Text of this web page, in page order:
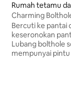
Rumah tetamu
mouth
Charming
Berjalan-jalan
Bercuti ke pantai
keseronokan
Lubang bolthole
mempunyai